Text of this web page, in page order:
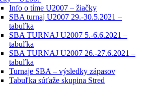
Info o tíme U2007 – žiačky
SBA turnaj U2007 29.-30.5.2021 –
tabuľka
SBA TURNAJ U2007 5.-6.6.2021 –
tabuľka
SBA TURNAJ U2007 26.-27.6.2021 –
tabuľka
Turnaje SBA – výsledky zápasov
Tabuľka súťaže skupina Stred